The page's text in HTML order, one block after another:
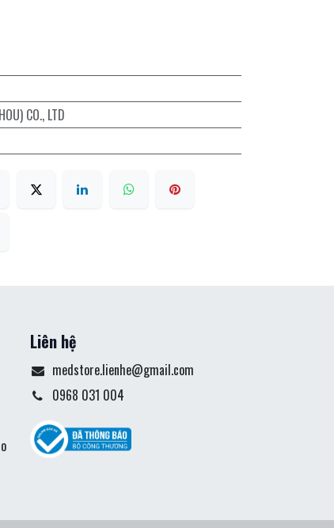
CO., LTD
Liên hệ
medstore.lienhe@gmail.com
0968 031 004